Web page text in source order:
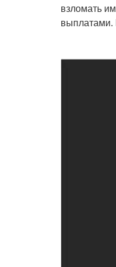
взломать
выплатами.